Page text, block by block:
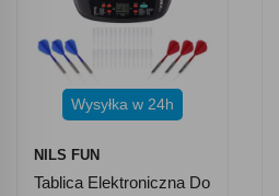
Wysyłka w 24h
NILS FUN
Tablica Elektroniczna Do